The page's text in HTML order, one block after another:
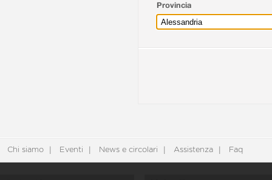
Provincia
Chi siamo Eventi News e circolari Assistenza Faq